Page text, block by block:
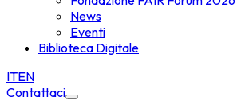
News
Eventi
Biblioteca Digitale
ITEN
Contattaci